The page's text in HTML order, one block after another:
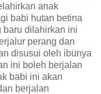
anak
babi hutan betina
baru dilahirkan ini
perang dan
disusui oleh ibunya
ini boleh berjalan
babi ini akan
berjalan